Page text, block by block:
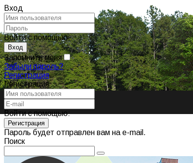
Вход
Войти с помощью:
Запомнить меня
Забыли пароль?
Регистрация
Регистрация
Войти с помощью:
Пароль будет отправлен вам на e-mail.
Поиск